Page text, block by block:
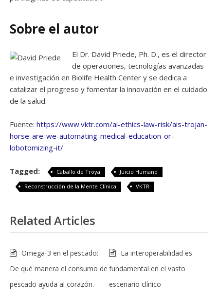
Sobre el autor
El Dr. David Priede, Ph. D., es el director
de operaciones, tecnologías avanzadas
e investigación en Biolife Health Center y se dedica a
catalizar el progreso y fomentar la innovación en el cuidado
de la salud.
Fuente: https://www.vktr.com/ai-ethics-law-risk/ais-trojan-
horse-are-we-automating-medical-education-or-
lobotomizing-it/
Tagged: Caballo de Troya
Juicio Humano
Reconstrucción de la Mente Clínica
VKTR
Related Articles
Omega-3 en el pescado:
De qué manera el consumo de
pescado ayuda al corazón.
La interoperabilidad es
fundamental en el vasto
escenario clínico